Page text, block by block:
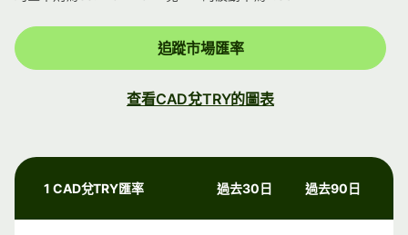
追蹤市場匯率
查看CAD兌TRY的圖表
1 CAD兌TRY匯率 過去30日 過去90日